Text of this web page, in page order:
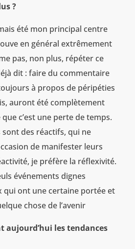
?
été mon principal centre
en général extrêmement
pas, non plus, répéter ce
dit : faire du commentaire
à propos de péripéties
auront été complètement
c’est une perte de temps.
sont des réactifs, qui ne
de manifester leurs
je préfère la réflexivité.
événements dignes
qui ont une certaine portée et
chose de l’avenir
aujourd’hui les tendances